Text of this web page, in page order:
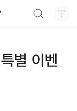
별 이벤